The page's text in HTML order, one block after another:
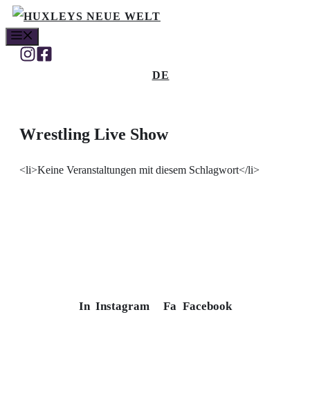
Skip
to
content
DE
Wrestling Live Show
<li>Keine Veranstaltungen mit diesem Schlagwort</li>
In Instagram Fa Facebook